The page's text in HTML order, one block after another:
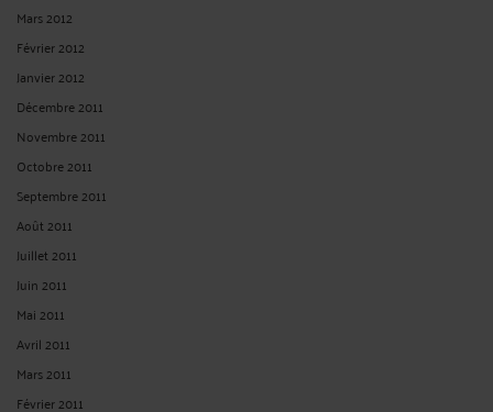
Mars 2012
Février 2012
Janvier 2012
Décembre 2011
Novembre 2011
Octobre 2011
Septembre 2011
Août 2011
Juillet 2011
Juin 2011
Mai 2011
Avril 2011
Mars 2011
Février 2011